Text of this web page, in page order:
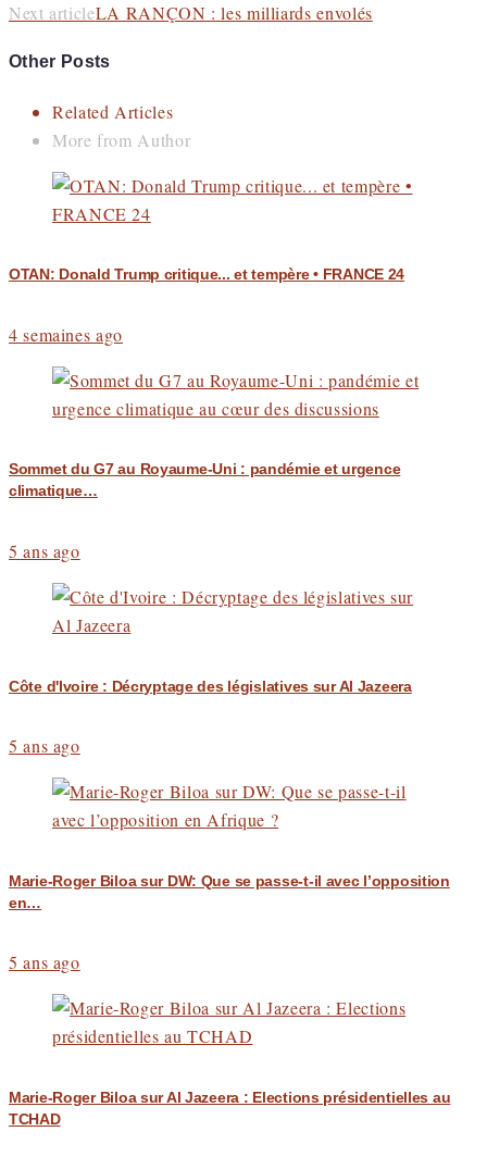
Next articleLA RANÇON : les milliards envolés
Other Posts
Related Articles
More from Author
OTAN: Donald Trump critique... et tempère • FRANCE 24
4 semaines ago
Sommet du G7 au Royaume-Uni : pandémie et urgence
climatique…
5 ans ago
Côte d'Ivoire : Décryptage des législatives sur Al Jazeera
5 ans ago
Marie-Roger Biloa sur DW: Que se passe-t-il avec l’opposition
en…
5 ans ago
Marie-Roger Biloa sur Al Jazeera : Elections présidentielles au
TCHAD